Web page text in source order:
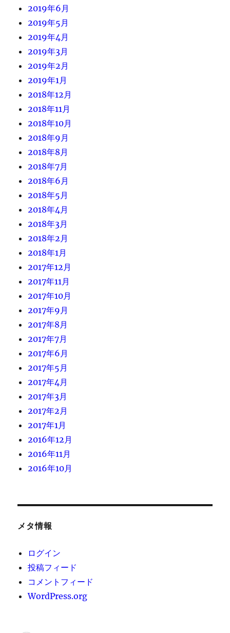
2019年6月
2019年5月
2019年4月
2019年3月
2019年2月
2019年1月
2018年12月
2018年11月
2018年10月
2018年9月
2018年8月
2018年7月
2018年6月
2018年5月
2018年4月
2018年3月
2018年2月
2018年1月
2017年12月
2017年11月
2017年10月
2017年9月
2017年8月
2017年7月
2017年6月
2017年5月
2017年4月
2017年3月
2017年2月
2017年1月
2016年12月
2016年11月
2016年10月
メタ情報
ログイン
投稿フィード
コメントフィード
WordPress.org